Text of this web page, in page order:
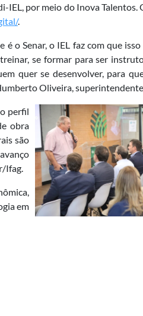
IEL, por meio do Inova Talentos.
.
o Senar, o IEL faz com que
se formar para ser
quer se desenvolver, para
Oliveira, superintendente
perfil
obra
são
Ifag.
em